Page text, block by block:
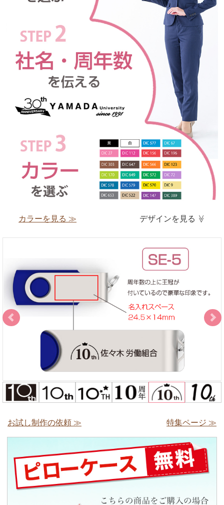
デザインを見る ≫
カラーを見る ≫
お試し制作の依頼 ≫ 特集ページ ≫